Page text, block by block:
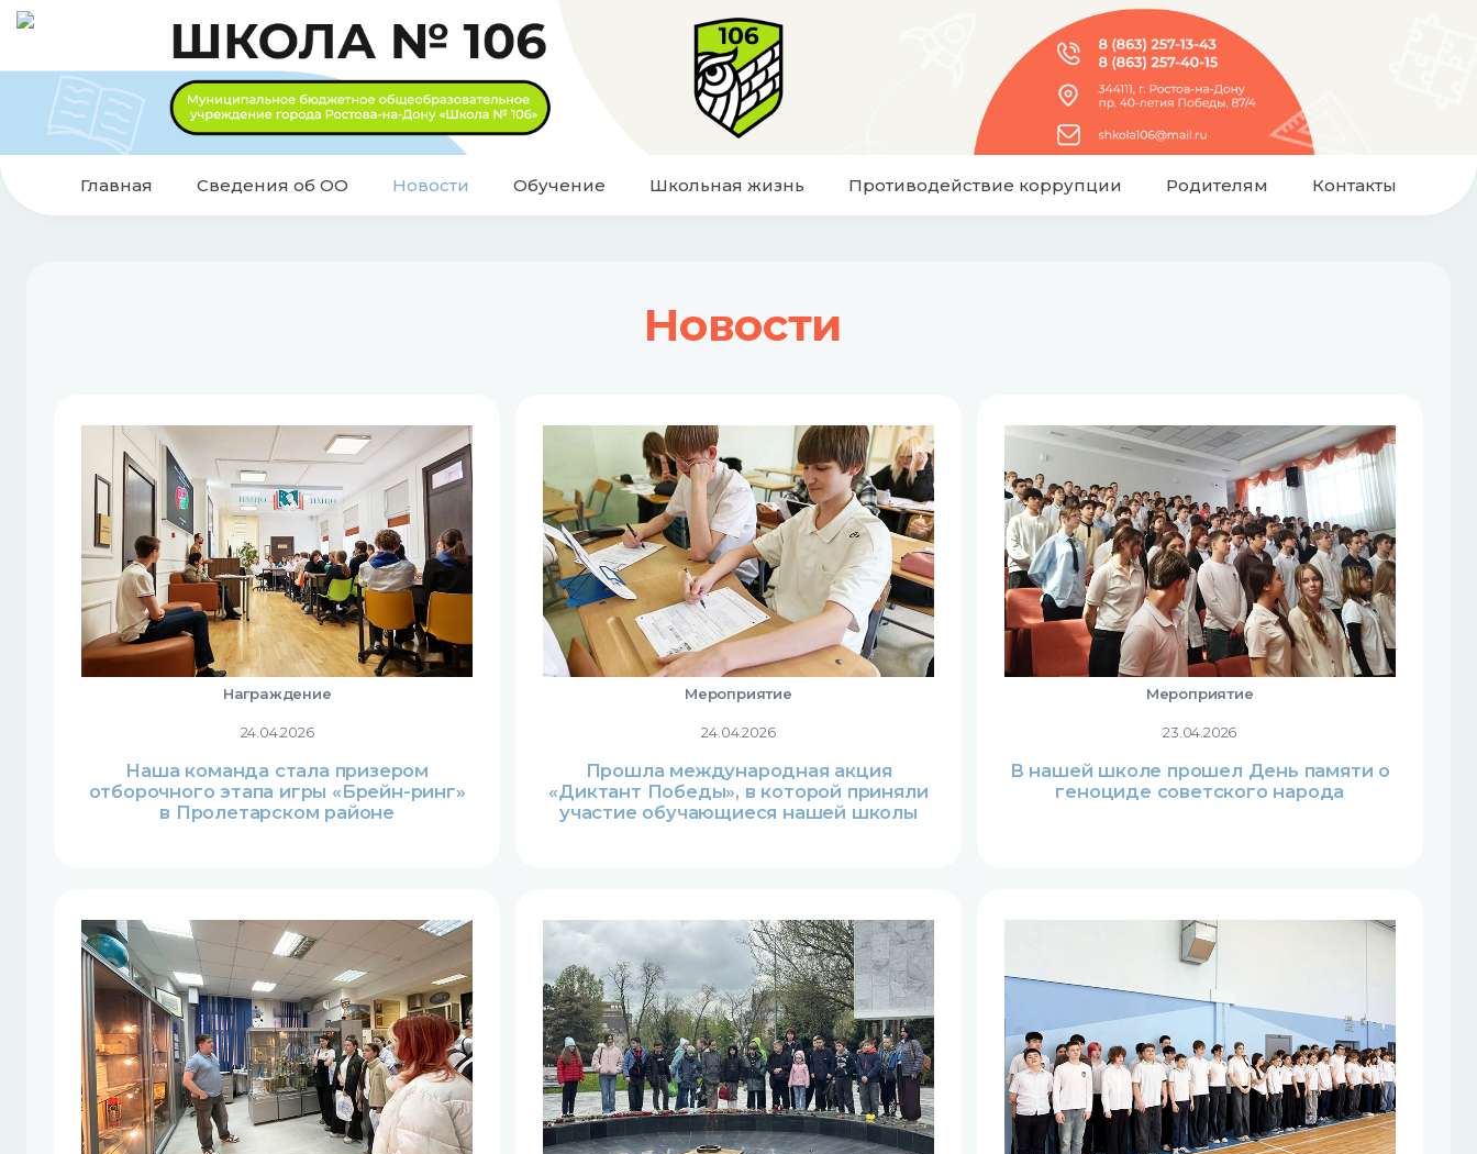
Главная Сведения об ОО Новости Обучение Школьная жизнь Противодействие коррупции Родителям Контакты
Новости
Награждение
24.04.2026
Наша команда стала призером
отборочного этапа игры «Брейн-ринг»
в Пролетарском районе
Мероприятие
24.04.2026
Прошла международная акция
«Диктант Победы», в которой приняли
участие обучающиеся нашей школы
Мероприятие
23.04.2026
В нашей школе прошел День памяти о
геноциде советского народа